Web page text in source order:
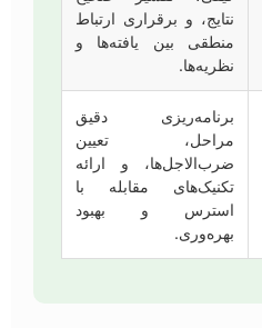
نتایج، و برقراری ارتباط
منطقی بین یافته‌ها و
نظریه‌ها.
برنامه‌ریزی دقیق
مراحل، تعیین
ضرب‌الاجل‌ها، و ارائه
تکنیک‌های مقابله با
استرس و بهبود
بهره‌وری.